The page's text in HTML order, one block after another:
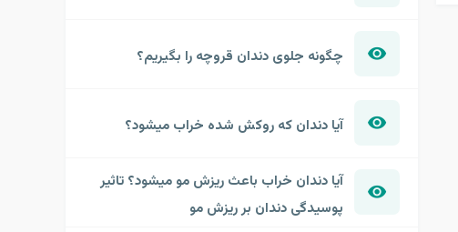
چگونه جلوی دندان قروچه را بگیریم؟
آیا دندان که روکش شده خراب میشود؟
آیا دندان خراب باعث ریزش مو میشود؟ تاثیر
پوسیدگی دندان بر ریزش مو